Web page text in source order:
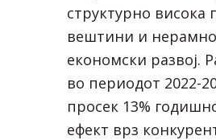
структурно висока
вештини и
економски развој.
во периодот 2022-
просек 13%
ефект врз